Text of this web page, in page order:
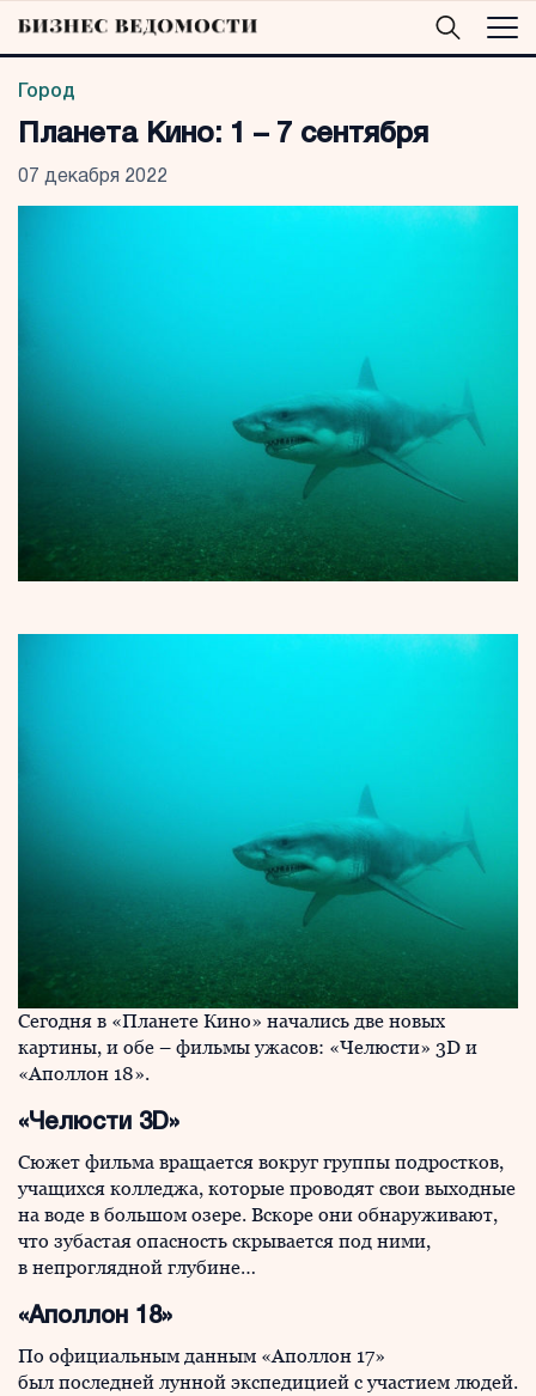
Город
Планета Кино: 1 – 7 сентября
07 декабря 2022
Сегодня в «Планете Кино» начались две новых
картины, и обе – фильмы ужасов: «Челюсти» 3D и
«Аполлон 18».
«Челюсти 3D»
Сюжет фильма вращается вокруг группы подростков,
учащихся колледжа, которые проводят свои выходные
на воде в большом озере. Вскоре они обнаруживают,
что зубастая опасность скрывается под ними,
в непроглядной глубине…
«Аполлон 18»
По официальным данным «Аполлон 17»
был последней лунной экспедицией с участием людей.